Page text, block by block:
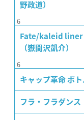
野政道）
6
Fate/kaleid liner
（嶽間沢凱介）
6
キャップ革命 ボト
フラ・フラダンス